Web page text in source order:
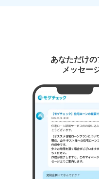
あなただけ
メッセー